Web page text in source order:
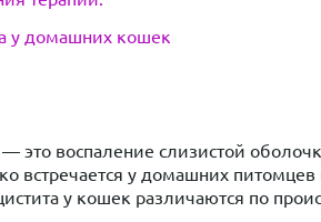
у домашних кошек
это воспаление слизистой
встречается у домашних
у кошек различаются по